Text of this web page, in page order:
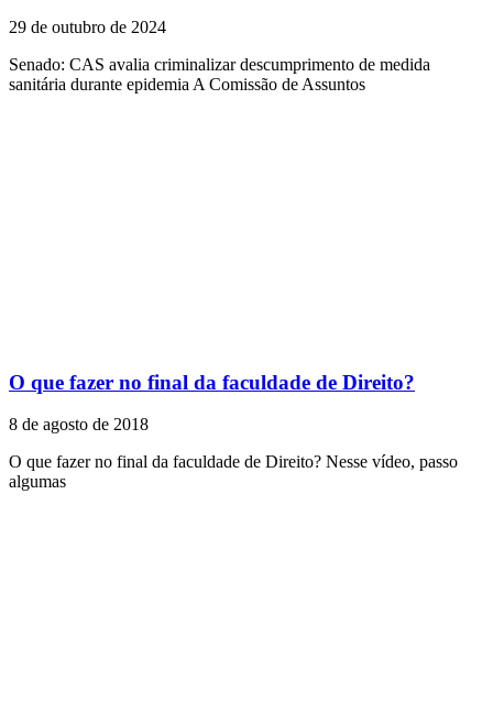
29 de outubro de 2024
Senado: CAS avalia criminalizar descumprimento de medida
sanitária durante epidemia A Comissão de Assuntos
O que fazer no final da faculdade de Direito?
8 de agosto de 2018
O que fazer no final da faculdade de Direito? Nesse vídeo, passo
algumas